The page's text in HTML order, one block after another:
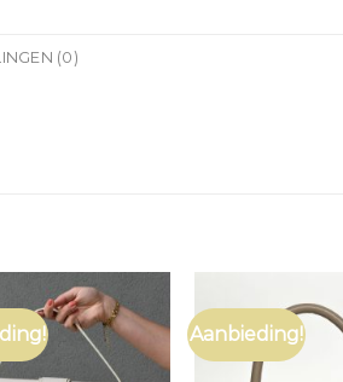
(0)
Aanbieding!